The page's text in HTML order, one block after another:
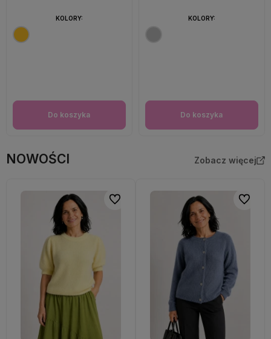
Do koszyka
KOLORY:
Do koszyka
KOLORY:
NOWOŚCI Zobacz więcej
Do ulubionych Do